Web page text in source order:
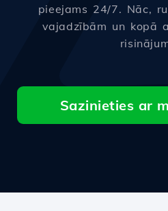
pieejams 24/7. Nāc,
vajadzībām un kopā
Sazinieties ar